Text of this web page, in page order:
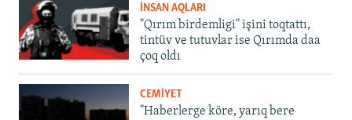
İNSAN AQLARI
"Qırım birdemligi" işini toqtattı,
tintüv ve tutuvlar ise Qırımda daa
çoq oldı
CEMİYET
"Haberlerge köre, yarıq bere